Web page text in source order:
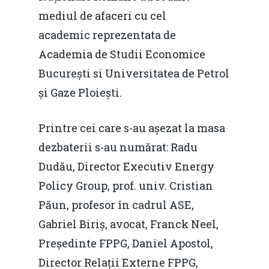
mediul de afaceri cu cel
academic reprezentata de
Academia de Studii Economice
București si Universitatea de Petrol
și Gaze Ploiești.
Printre cei care s-au așezat la masa
dezbaterii s-au numărat: Radu
Dudău, Director Executiv Energy
Policy Group, prof. univ. Cristian
Păun, profesor în cadrul ASE,
Gabriel Biriș, avocat, Franck Neel,
Președinte FPPG, Daniel Apostol,
Director Relații Externe FPPG,